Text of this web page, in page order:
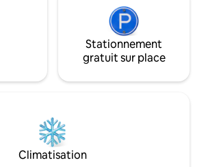
Stationnement
gratuit sur place
Climatisation